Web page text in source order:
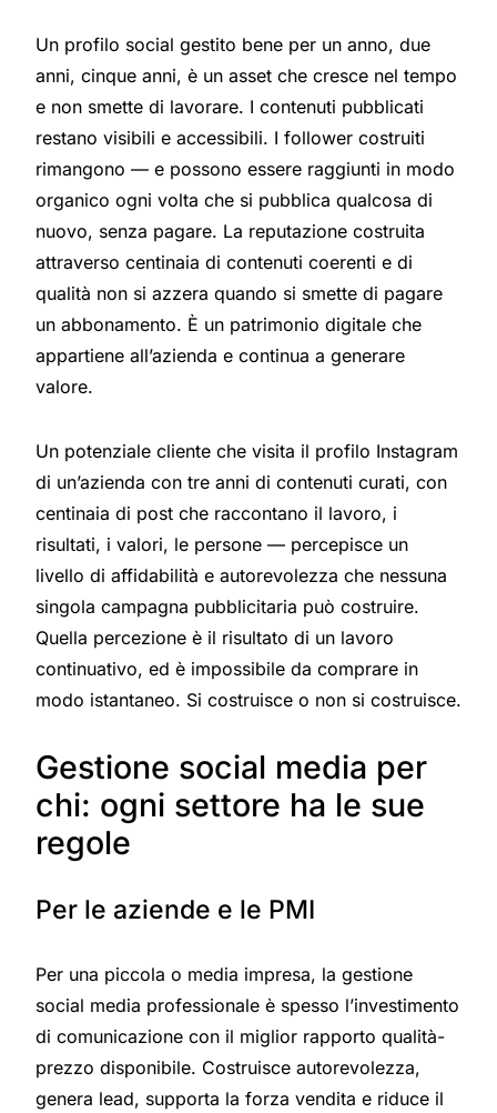
Un profilo social gestito bene per un anno, due
anni, cinque anni, è un asset che cresce nel tempo
e non smette di lavorare. I contenuti pubblicati
restano visibili e accessibili. I follower costruiti
rimangono — e possono essere raggiunti in modo
organico ogni volta che si pubblica qualcosa di
nuovo, senza pagare. La reputazione costruita
attraverso centinaia di contenuti coerenti e di
qualità non si azzera quando si smette di pagare
un abbonamento. È un patrimonio digitale che
appartiene all’azienda e continua a generare
valore.
Un potenziale cliente che visita il profilo Instagram
di un’azienda con tre anni di contenuti curati, con
centinaia di post che raccontano il lavoro, i
risultati, i valori, le persone — percepisce un
livello di affidabilità e autorevolezza che nessuna
singola campagna pubblicitaria può costruire.
Quella percezione è il risultato di un lavoro
continuativo, ed è impossibile da comprare in
modo istantaneo. Si costruisce o non si costruisce.
Gestione social media per
chi: ogni settore ha le sue
regole
Per le aziende e le PMI
Per una piccola o media impresa, la gestione
social media professionale è spesso l’investimento
di comunicazione con il miglior rapporto qualità-
prezzo disponibile. Costruisce autorevolezza,
genera lead, supporta la forza vendita e riduce il